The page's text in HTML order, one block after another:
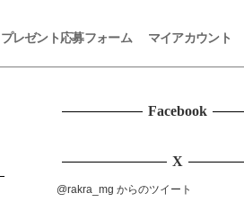
プレゼント応募フォーム マイアカウント
Facebook
X
@rakra_mg からのツイート